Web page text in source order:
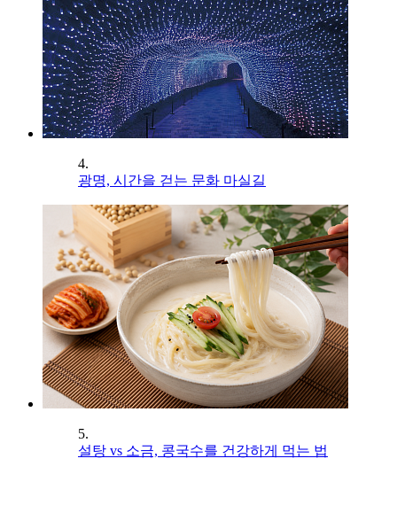
4.
광명, 시간을 걷는 문화 마실길
5.
설탕 vs 소금, 콩국수를 건강하게 먹는 법